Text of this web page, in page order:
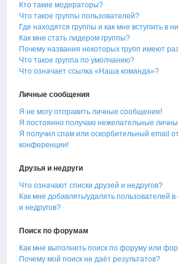
Кто такие модераторы?
Что такое группы пользователей?
Где находятся группы и как мне вступить в
Как мне стать лидером группы?
Почему названия некоторых групп имеют
Что такое группа по умолчанию?
Что означает ссылка «Наша команда»?
Личные сообщения
Я не могу отправить личные сообщения!
Я постоянно получаю нежелательные
Я получил спам или оскорбительный email от
конференции!
Друзья и недруги
Что означают списки друзей и недругов?
Как мне добавлять/удалять пользователей в
и недругов?
Поиск по форумам
Как мне выполнить поиск по форуму или
Почему мой поиск не даёт результатов?